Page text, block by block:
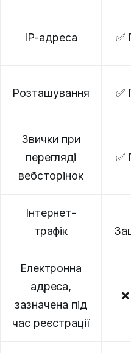
IP-адреса ✅
Розташування ✅
Звички при
перегляді
вебсторінок
✅
Інтернет-
трафік
Електронна
адреса,
зазначена під
час реєстрації